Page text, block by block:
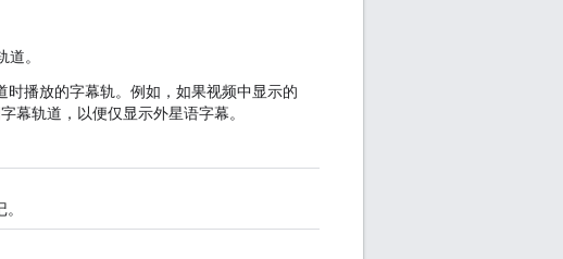
。
时播放的字幕轨。例如，如果视频中显示的
幕轨道，以便仅显示外星语字幕。